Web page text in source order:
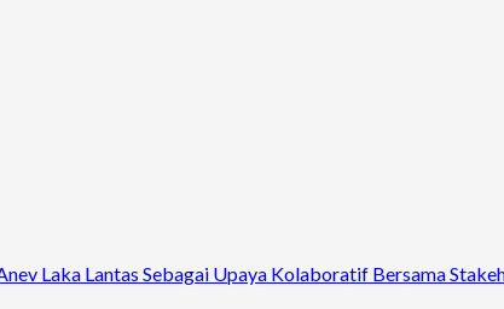
Laka Lantas Sebagai Upaya Kolaboratif Bersama